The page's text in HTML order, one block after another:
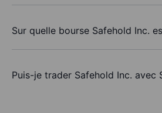
Sur quelle bourse Safehold Inc.
Puis-je trader Safehold Inc. avec